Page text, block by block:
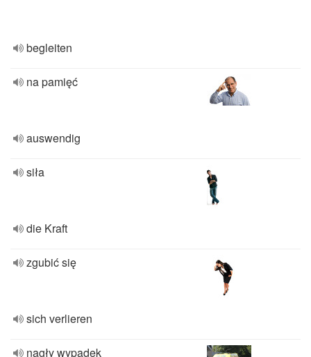
begleiten
na pamięć
auswendig
siła
die Kraft
zgubić się
sich verlieren
nagły wypadek